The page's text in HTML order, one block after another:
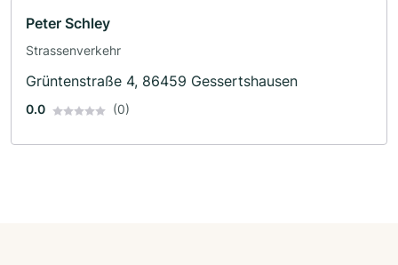
Peter Schley
Strassenverkehr
Grüntenstraße 4, 86459 Gessertshausen
0.0 (0)